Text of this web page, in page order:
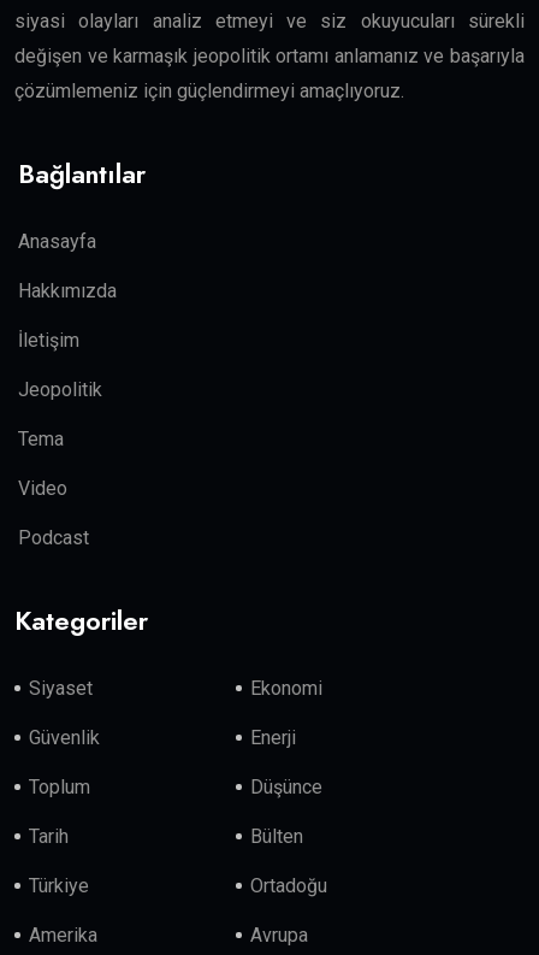
siyasi olayları analiz etmeyi ve siz okuyucuları sürekli
değişen ve karmaşık jeopolitik ortamı anlamanız ve başarıyla
çözümlemeniz için güçlendirmeyi amaçlıyoruz.
Bağlantılar
Anasayfa
Hakkımızda
İletişim
Jeopolitik
Tema
Video
Podcast
Kategoriler
Siyaset Ekonomi
Güvenlik Enerji
Toplum Düşünce
Tarih Bülten
Türkiye Ortadoğu
Amerika Avrupa